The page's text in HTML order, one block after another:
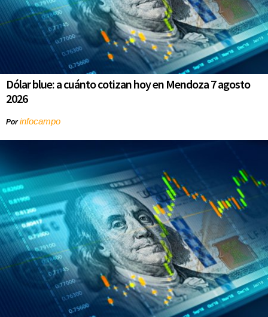
Dólar blue: a cuánto cotizan hoy en Mendoza 7 agosto
2026
Porinfocampo